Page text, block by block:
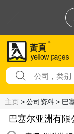
主页 > 公司资料 > 巴
巴塞尔亚洲有限